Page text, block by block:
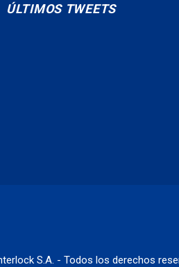
ÚLTIMOS TWEETS
S.A. - Todos los derechos